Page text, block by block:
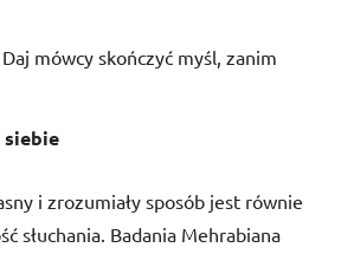
Daj mówcy skończyć myśl, zanim
siebie
i zrozumiały sposób jest równie
słuchania. Badania Mehrabiana